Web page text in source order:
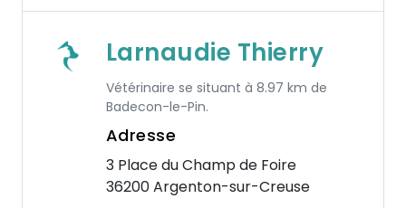
Larnaudie Thierry
Vétérinaire se situant à 8.97 km de
Badecon-le-Pin.
Adresse
3 Place du Champ de Foire
36200 Argenton-sur-Creuse